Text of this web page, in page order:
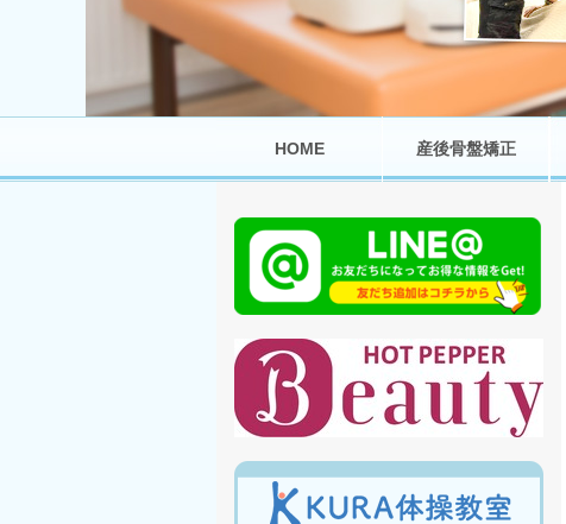
HOME 産後骨盤矯正